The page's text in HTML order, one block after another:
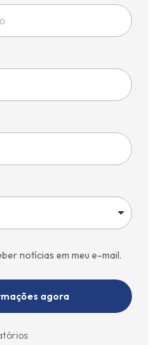
notícias em meu e-mail.
agora